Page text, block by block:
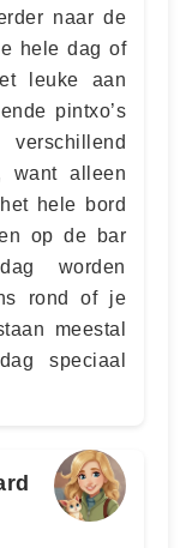
naar de
hele dag of
leuke aan
pintxo’s
want alleen
hele bord
op de bar
worden
rond of je
meestal
speciaal